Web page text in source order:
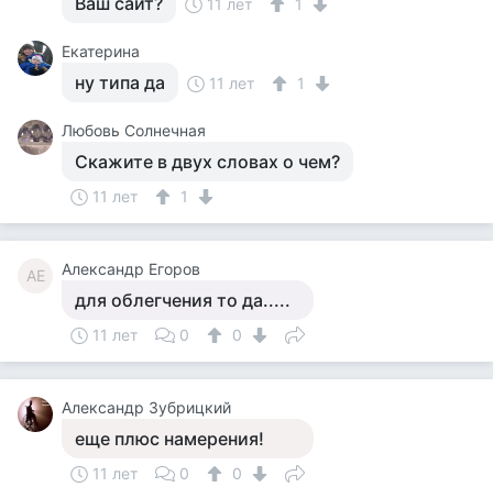
11 лет 1
Екатерина
ну типа да 11 лет 1
Любовь Солнечная
Скажите в двух словах о чем?
11 лет 1
АЕ Александр Егоров
для облегчения то да.....
11 лет 0 0
Александр Зубрицкий
еще плюс намерения!
11 лет 0 0